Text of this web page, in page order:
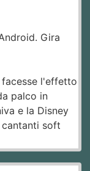
Gira
l'effetto
palco in
e la Disney
soft